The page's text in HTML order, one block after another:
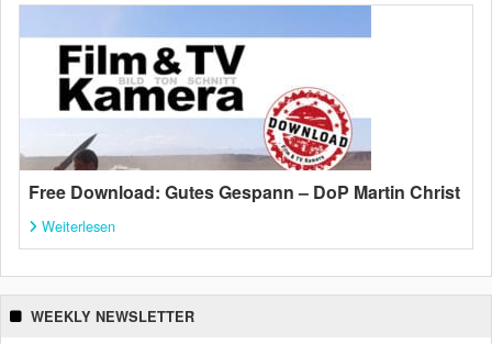
Free Download: Gutes Gespann – DoP Martin Christ
Weiterlesen
WEEKLY NEWSLETTER